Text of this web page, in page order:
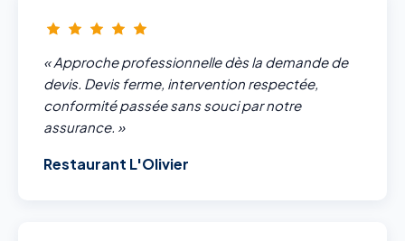
« Approche professionnelle dès la demande de
devis. Devis ferme, intervention respectée,
conformité passée sans souci par notre
assurance. »
Restaurant L'Olivier